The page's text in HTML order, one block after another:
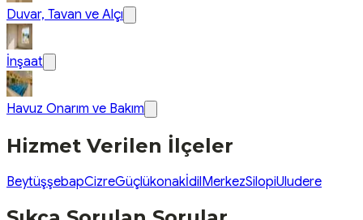
Duvar, Tavan ve Alçı
İnşaat
Havuz Onarım ve Bakım
Hizmet Verilen İlçeler
BeytüşşebapCizreGüçlükonakİdilMerkezSilopiUludere